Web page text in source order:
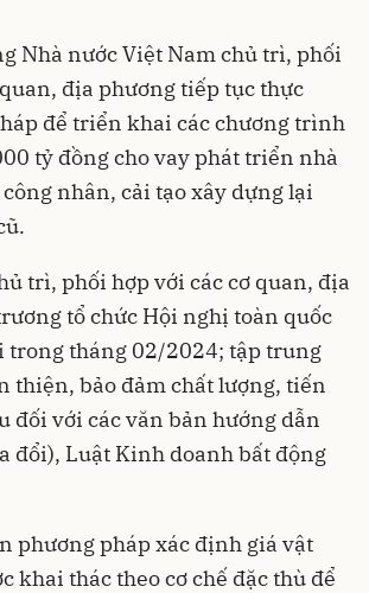
Nhà nước Việt Nam chủ trì, phối
địa phương tiếp tục thực
để triển khai các chương trình
tỷ đồng cho vay phát triển nhà
công nhân, cải tạo xây dựng lại
trì, phối hợp với các cơ quan, địa
tổ chức Hội nghị toàn quốc
trong tháng 02/2024; tập trung
thiện, bảo đảm chất lượng, tiến
đối với các văn bản hướng dẫn
đổi), Luật Kinh doanh bất động
phương pháp xác định giá vật
khai thác theo cơ chế đặc thù để